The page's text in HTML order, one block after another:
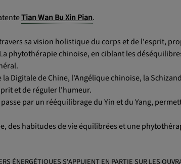
Tian Wan Bu Xin Pian.
sa vision holistique du corps et de l'esprit,
phytothérapie chinoise, en ciblant les
Digitale de Chine, l'Angélique chinoise, la
et de réguler l'humeur.
par un rééquilibrage du Yin et du Yang,
des habitudes de vie équilibrées et une